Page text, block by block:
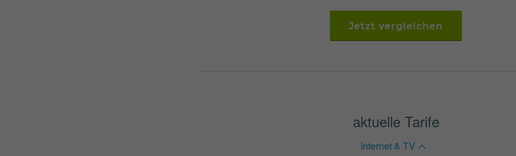
Jetzt vergleichen
aktuelle Tarife
Internet & TV